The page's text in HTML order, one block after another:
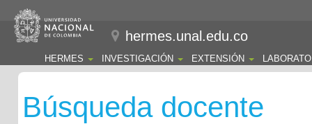
hermes.unal.edu.co
HERMES INVESTIGACIÓN EXTENSIÓN
Búsqueda docente